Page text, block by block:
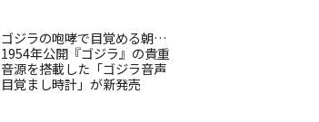
ゴジラの咆哮で目覚める朝…
1954年公開『ゴジラ』の貴重
音源を搭載した「ゴジラ音声
目覚まし時計」が新発売